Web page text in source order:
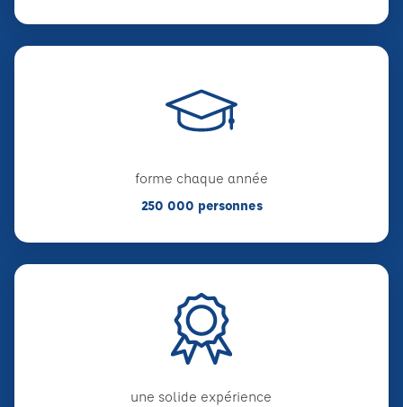
forme chaque année
250 000 personnes
une solide expérience